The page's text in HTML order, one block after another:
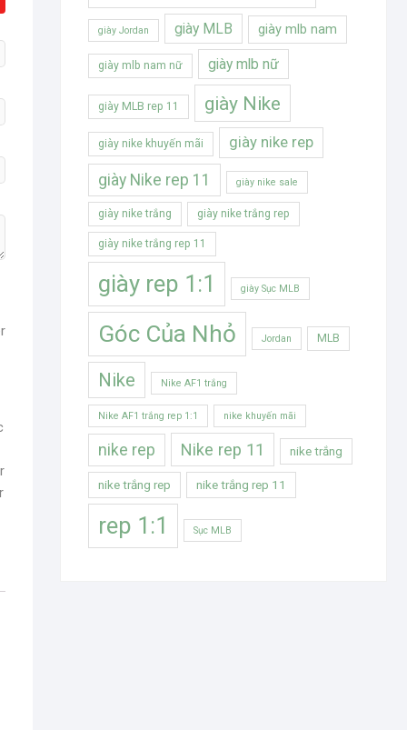
giày Jordan giày MLB giày mlb nam
giày mlb nam nữ giày mlb nữ
giày MLB rep 11 giày Nike
giày nike khuyến mãi giày nike rep
giày Nike rep 11 giày nike sale
giày nike trắng giày nike trắng rep
giày nike trắng rep 11
giày rep 1:1 giày Sục MLB
Góc Của Nhỏ Jordan MLB
Nike Nike AF1 trắng
Nike AF1 trắng rep 1:1 nike khuyến mãi
nike rep Nike rep 11 nike trắng
nike trắng rep nike trắng rep 11
rep 1:1 Sục MLB